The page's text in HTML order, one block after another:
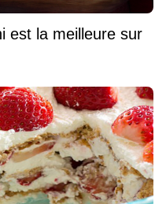
est la meilleure sur